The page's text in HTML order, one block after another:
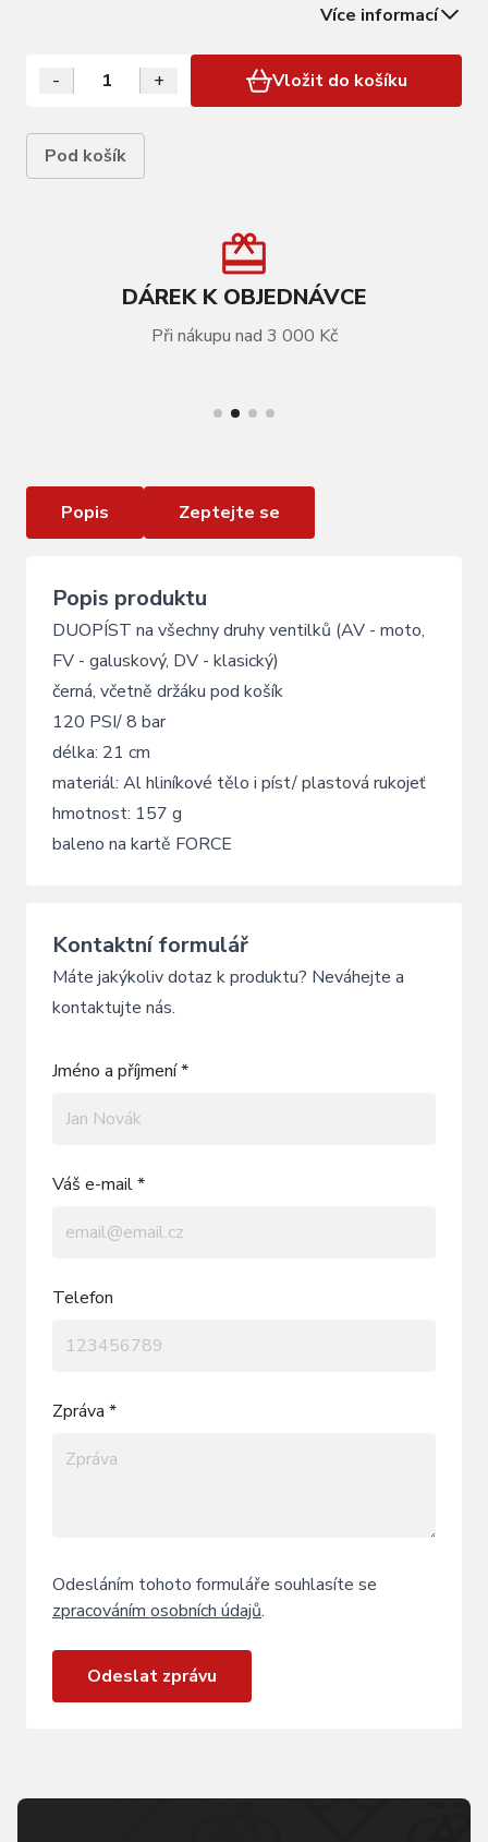
Více informací
- + Vložit do košíku
Pod košík
DÁREK K OBJEDNÁVCE
Při nákupu nad 3 000 Kč
hustilka FORCE SPORT DUO TELESKOP Al,
Popis Zeptejte se
Popis produktu
DUOPÍST na všechny druhy ventilků (AV - moto,
FV - galuskový, DV - klasický)
černá, včetně držáku pod košík
120 PSI/ 8 bar
délka: 21 cm
materiál: Al hliníkové tělo i píst/ plastová rukojeť
hmotnost: 157 g
baleno na kartě FORCE
Kontaktní formulář
Máte jakýkoliv dotaz k produktu? Neváhejte a
kontaktujte nás.
Jméno a příjmení *
Váš e-mail *
Telefon
Zpráva *
Odesláním tohoto formuláře souhlasíte se
zpracováním osobních údajů.
Odeslat zprávu